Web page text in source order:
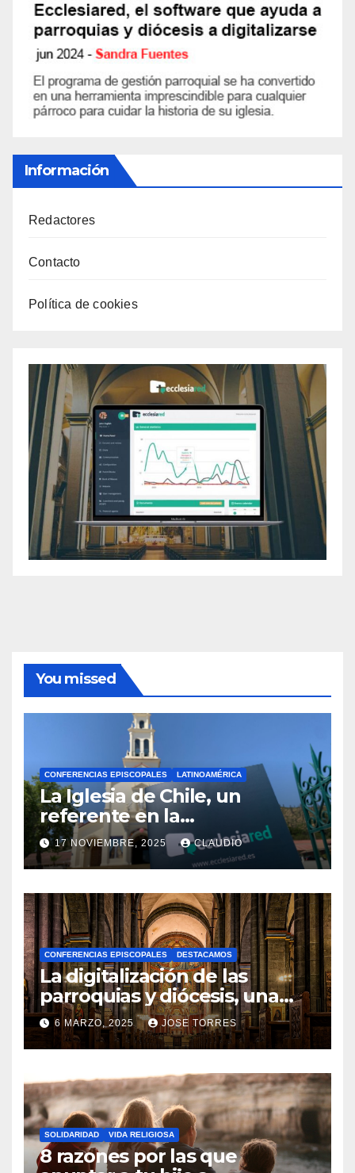
Información
Redactores
Contacto
Política de cookies
You missed
CONFERENCIAS EPISCOPALES LATINOAMÉRICA
La Iglesia de Chile, un
referente en la
transformación digital
gracias a Ecclesiared
17 NOVIEMBRE, 2025 CLAUDIO
N
O
H
A
Y
C
O
M
N
T
A
R
CONFERENCIAS EPISCOPALES DESTACAMOS
La digitalización de las
parroquias y diócesis, una
realidad ya para el futuro de
la Iglesia
6 MARZO, 2025 JOSE TORRES
N
O
H
A
Y
SOLIDARIDAD VIDA RELIGIOSA
8 razones por las que